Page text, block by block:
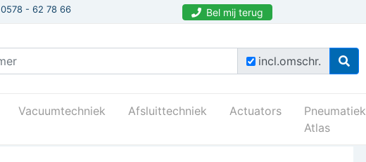
0578 - 62 78 66 Bel mij terug
incl.omschr.
Vacuumtechniek Afsluittechniek Actuators
Pneumatiek
Atlas